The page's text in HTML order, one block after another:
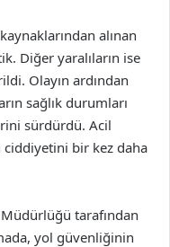
alınan
Diğer yaralıların ise
Olayın ardından
sağlık durumları
sürdürdü. Acil
ciddiyetini bir kez daha
tarafından
yol güvenliğinin